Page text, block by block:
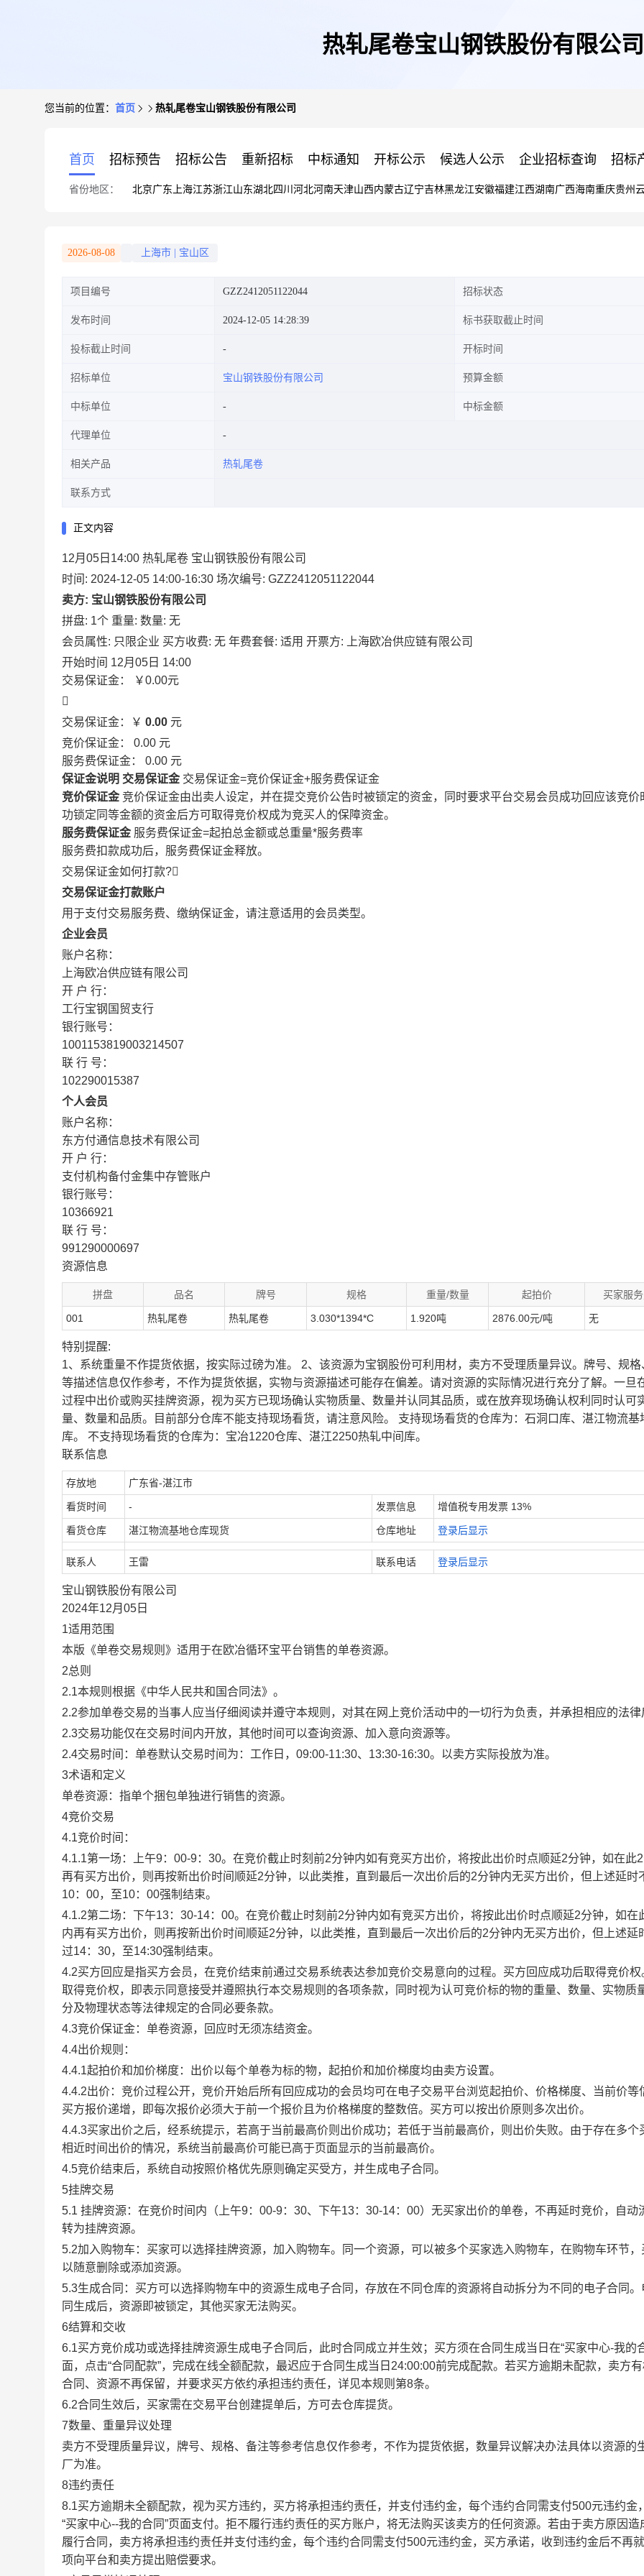
热轧尾卷宝山钢铁股份有限公司
您当前的位置： 首页 热轧尾卷宝山钢铁股份有限公司
首页 招标预告 招标公告 重新招标 中标通知 开标公示 候选人公示 企业招标查询 招标
省份地区： 北京广东 上海江苏浙江山东湖北四川 河北河南天津山西内蒙古辽宁吉林黑龙江安徽福建江西湖南广西海南重庆贵州
2026-08-08 上海市 宝山区
项目编号 GZZ2412051122044 招标状态
发布时间 2024-12-05 14:28:39 标书获取截止时间
投标截止时间 开标时间
招标单位 宝山钢铁股份有限公司 预算金额
中标单位 中标金额
代理单位
相关产品 热轧尾卷
联系方式
正文内容
12月05日14:00 热轧尾卷 宝山钢铁股份有限公司
时间: 2024-12-05 14:00-16:30 场次编号: GZZ2412051122044
卖方: 宝山钢铁股份有限公司
拼盘: 1个 重量: 数量: 无
会员属性: 只限企业 买方收费: 无 年费套餐: 适用 开票方: 上海欧冶供应链有限公司
开始时间 12月05日 14:00
交易保证金：
￥0.00元

交易保证金：￥ 0.00 元
竞价保证金： 0.00 元
服务费保证金： 0.00 元
保证金说明 交易保证金 交易保证金=竞价保证金+服务费保证金
竞价保证金 竞价保证金由出卖人设定，并在提交竞价公告时被锁定的资金，同时要求平台交易会员成功回应该竞价
功锁定同等金额的资金后方可取得竞价权成为竞买人的保障资金。
服务费保证金 服务费保证金=起拍总金额或总重量*服务费率
服务费扣款成功后，服务费保证金释放。
交易保证金如何打款?
交易保证金打款账户
用于支付交易服务费、缴纳保证金，请注意适用的会员类型。
企业会员
账户名称：
上海欧冶供应链有限公司
开 户 行：
工行宝钢国贸支行
银行账号：
1001153819003214507
联 行 号：
102290015387
个人会员
账户名称：
东方付通信息技术有限公司
开 户 行：
支付机构备付金集中存管账户
银行账号：
10366921
联 行 号：
991290000697
资源信息
拼盘 品名 牌号 规格 重量/数量 起拍价 买家服
001 热轧尾卷 热轧尾卷 3.030*1394*C 1.920吨 2876.00元/吨 无
特别提醒:
1、系统重量不作提货依据，按实际过磅为准。 2、该资源为宝钢股份可利用材，卖方不受理质量异议。牌号、规格
等描述信息仅作参考，不作为提货依据，实物与资源描述可能存在偏差。请对资源的实际情况进行充分了解。一旦
过程中出价或购买挂牌资源，视为买方已现场确认实物质量、数量并认同其品质，或在放弃现场确认权利同时认可
量、数量和品质。目前部分仓库不能支持现场看货，请注意风险。 支持现场看货的仓库为：石洞口库、湛江物流基
库。 不支持现场看货的仓库为：宝冶1220仓库、湛江2250热轧中间库。
联系信息
存放地 广东省-湛江市
看货时间 - 发票信息 增值税专用发票 13%
看货仓库 湛江物流基地仓库现货 仓库地址 登录后显示
联系人 王雷 联系电话 登录后显示
宝山钢铁股份有限公司
2024年12月05日
1适用范围
本版《单卷交易规则》适用于在欧冶循环宝平台销售的单卷资源。
2总则
2.1本规则根据《中华人民共和国合同法》。
2.2参加单卷交易的当事人应当仔细阅读并遵守本规则，对其在网上竞价活动中的一切行为负责，并承担相应的法律
2.3交易功能仅在交易时间内开放，其他时间可以查询资源、加入意向资源等。
2.4交易时间：单卷默认交易时间为：工作日，09:00-11:30、13:30-16:30。以卖方实际投放为准。
3术语和定义
单卷资源：指单个捆包单独进行销售的资源。
4竞价交易
4.1竞价时间：
4.1.1第一场：上午9：00-9：30。在竞价截止时刻前2分钟内如有竞买方出价，将按此出价时点顺延2分钟，如在此
再有买方出价，则再按新出价时间顺延2分钟，以此类推，直到最后一次出价后的2分钟内无买方出价，但上述延时
10：00，至10：00强制结束。
4.1.2第二场：下午13：30-14：00。在竞价截止时刻前2分钟内如有竞买方出价，将按此出价时点顺延2分钟，如在
内再有买方出价，则再按新出价时间顺延2分钟，以此类推，直到最后一次出价后的2分钟内无买方出价，但上述延
过14：30，至14:30强制结束。
4.2买方回应是指买方会员，在竞价结束前通过交易系统表达参加竞价交易意向的过程。买方回应成功后取得竞价权
取得竞价权，即表示同意接受并遵照执行本交易规则的各项条款，同时视为认可竞价标的物的重量、数量、实物质
分及物理状态等法律规定的合同必要条款。
4.3竞价保证金：单卷资源，回应时无须冻结资金。
4.4出价规则：
4.4.1起拍价和加价梯度：出价以每个单卷为标的物，起拍价和加价梯度均由卖方设置。
4.4.2出价：竞价过程公开，竞价开始后所有回应成功的会员均可在电子交易平台浏览起拍价、价格梯度、当前价等
买方报价递增，即每次报价必须大于前一个报价且为价格梯度的整数倍。买方可以按出价原则多次出价。
4.4.3买家出价之后，经系统提示，若高于当前最高价则出价成功；若低于当前最高价，则出价失败。由于存在多个
相近时间出价的情况，系统当前最高价可能已高于页面显示的当前最高价。
4.5竞价结束后，系统自动按照价格优先原则确定买受方，并生成电子合同。
5挂牌交易
5.1 挂牌资源：在竞价时间内（上午9：00-9：30、下午13：30-14：00）无买家出价的单卷，不再延时竞价，自动
转为挂牌资源。
5.2加入购物车：买家可以选择挂牌资源，加入购物车。同一个资源，可以被多个买家选入购物车，在购物车环节，
以随意删除或添加资源。
5.3生成合同：买方可以选择购物车中的资源生成电子合同，存放在不同仓库的资源将自动拆分为不同的电子合同。
同生成后，资源即被锁定，其他买家无法购买。
6结算和交收
6.1买方竞价成功或选择挂牌资源生成电子合同后，此时合同成立并生效；买方须在合同生成当日在“买家中心-我的
面，点击“合同配款”，完成在线全额配款，最迟应于合同生成当日24:00:00前完成配款。若买方逾期未配款，卖方
合同、资源不再保留，并要求买方依约承担违约责任，详见本规则第8条。
6.2合同生效后，买家需在交易平台创建提单后，方可去仓库提货。
7数量、重量异议处理
卖方不受理质量异议，牌号、规格、备注等参考信息仅作参考，不作为提货依据，数量异议解决办法具体以资源的
厂为准。
8违约责任
8.1买方逾期未全额配款，视为买方违约，买方将承担违约责任，并支付违约金，每个违约合同需支付500元违约金
“买家中心--我的合同”页面支付。拒不履行违约责任的买方账户，将无法购买该卖方的任何资源。若由于卖方原因造
履行合同，卖方将承担违约责任并支付违约金，每个违约合同需支付500元违约金，买方承诺，收到违约金后不再
项向平台和卖方提出赔偿要求。